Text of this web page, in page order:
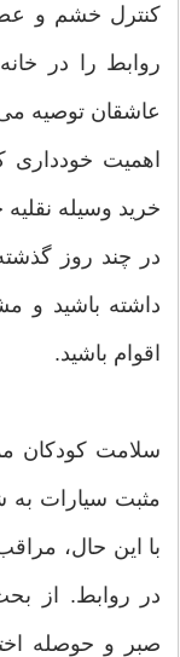
کنترل خشم و
روابط را در
عاشقان توصیه
اهمیت خودداری
خرید وسیله نقلیه
در چند روز
داشته باشید و
اقوام باشید.
سلامت کودکان
مثبت سیارات به
با این حال،
در روابط. از
صبر و حوصله